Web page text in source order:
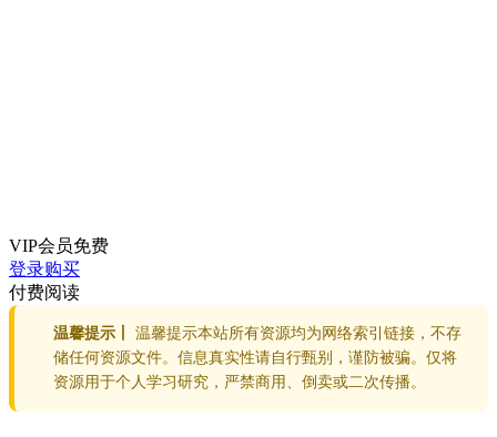
VIP会员免费
登录购买
付费阅读
温馨提示丨
温馨提示本站所有资源均为网络索引链接，不存
储任何资源文件。信息真实性请自行甄别，谨防被骗。仅将
资源用于个人学习研究，严禁商用、倒卖或二次传播。